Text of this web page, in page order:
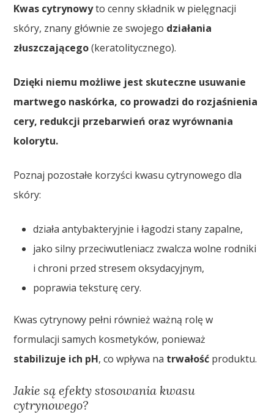
Kwas cytrynowyto cenny składnik w pielęgnacji
skóry, znany głównie ze swojego działania
złuszczającego(keratolitycznego).
Dzięki niemu możliwe jest skuteczne usuwanie
martwego naskórka, co prowadzi do rozjaśnienia
cery, redukcji przebarwień oraz wyrównania
kolorytu.
Poznaj pozostałe korzyści kwasu cytrynowego dla
skóry:
działa antybakteryjnie i łagodzi stany zapalne,
jako silny przeciwutleniacz zwalcza wolne rodniki
i chroni przed stresem oksydacyjnym,
poprawia teksturę cery.
Kwas cytrynowy pełni również ważną rolę w
formulacji samych kosmetyków, ponieważ
stabilizuje ich pH, co wpływa na trwałość produktu.
Jakie są efekty stosowania kwasu
cytrynowego?